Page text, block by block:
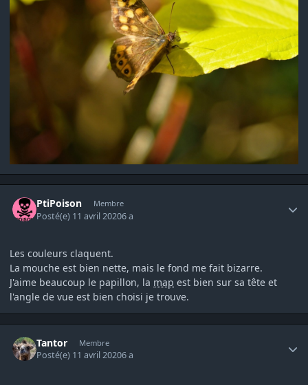
PtiPoison Membre
Posté(e) 11 avril 20206 a
Les couleurs claquent.
La mouche est bien nette, mais le fond me fait bizarre.
J'aime beaucoup le papillon, la map est bien sur sa tête et
l'angle de vue est bien choisi je trouve.
Tantor Membre
Posté(e) 11 avril 20206 a